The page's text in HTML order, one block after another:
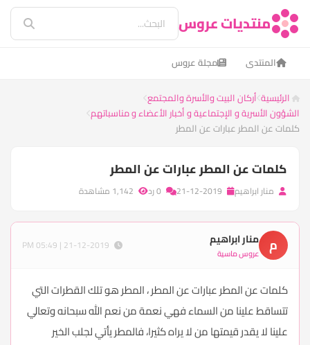
منتديات عروس
المنتدى مجلة عروس
الرئيسية أركان البيت والأسرة والمجتمع
الشؤون الأسرية و الإجتماعية و أخبار الأعضاء و مناسباتهم
كلمات عن المطر عبارات عن المطر
كلمات عن المطر عبارات عن المطر
منار ابراهيم
م منار ابراهيم
عروس ماسية
كلمات عن المطر عبارات عن المطر ، المطر هو تلك القطرات التي
تتساقط علينا من السماء فهي نعمة من نعم الله سبحانه وتعالي
علينا لا يقدر قيمتها من لا يراه كثيرا، فالمطر يأتي لجلب الخير